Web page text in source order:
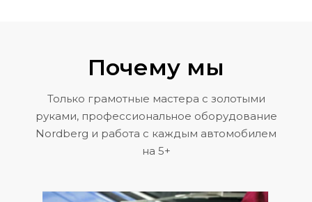
Почему мы
Только грамотные мастера с золотыми
руками, профессиональное оборудование
Nordberg и работа с каждым автомобилем
на 5+